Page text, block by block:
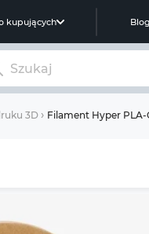
kupujących Blog
3D Filament Hyper PLA-